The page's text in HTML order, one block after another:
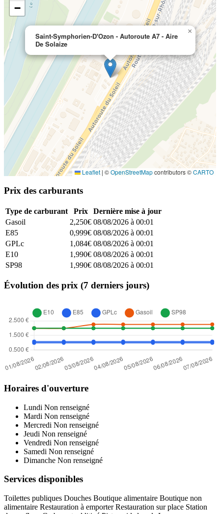
Saint-Symphorien-D'Ozon - Autoroute A7 - Aire
De Solaize
×
−
Leaflet | ©OpenStreetMapcontributors ©CARTO
Prix des carburants
Type de carburant Prix
Dernière mise à jour
Gasoil
2,250€ 08/08/2026 à 00:01
E85
0,999€ 08/08/2026 à 00:01
GPLc
1,084€ 08/08/2026 à 00:01
E10
1,990€ 08/08/2026 à 00:01
SP98
1,990€ 08/08/2026 à 00:01
Évolution des prix (7 derniers jours)
Horaires d'ouverture
Lundi Non renseigné
Mardi Non renseigné
Mercredi Non renseigné
Jeudi Non renseigné
Vendredi Non renseigné
Samedi Non renseigné
Dimanche Non renseigné
Services disponibles
Toilettes publiques Douches Boutique alimentaire Boutique non
alimentaire Restauration à emporterRestauration sur place Station